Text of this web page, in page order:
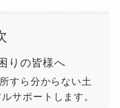
りの皆様へ
すら分からない土
サポートします。